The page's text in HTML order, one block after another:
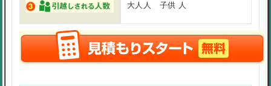
大人 人 子供 人